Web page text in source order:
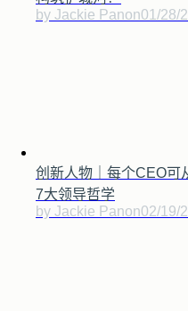
by Jackie Panon01/28/
创新人物｜每个CEO可
7大领导哲学
by Jackie Panon02/19/